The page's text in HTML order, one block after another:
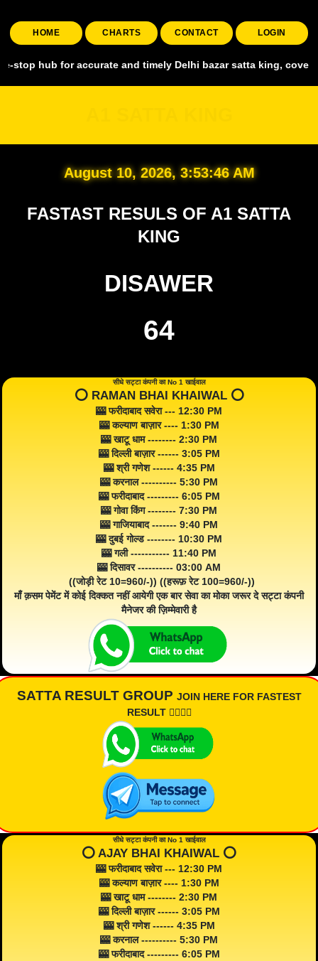
HOME CHARTS CONTACT LOGIN
for accurate and timely Delhi bazar satta king, covering all
August 10, 2026, 3:53:47 AM
FASTAST RESULS OF A1 SATTA
KING
DISAWER
64
सीधे सट्टा कंपनी का No 1 खाईवाल
⭕️ RAMAN BHAI KHAIWAL ⭕️
🎰 फरीदाबाद सवेरा --- 12:30 PM
🎰 कल्याण बाज़ार ---- 1:30 PM
🎰 खाटू धाम -------- 2:30 PM
🎰 दिल्ली बाज़ार ------ 3:05 PM
🎰 श्री गणेश ------ 4:35 PM
🎰 करनाल ---------- 5:30 PM
🎰 फरीदाबाद --------- 6:05 PM
🎰 गोवा किंग -------- 7:30 PM
🎰 गाजियाबाद ------- 9:40 PM
🎰 दुबई गोल्ड -------- 10:30 PM
🎰 गली ----------- 11:40 PM
🎰 दिसावर ---------- 03:00 AM
((जोड़ी रेट 10=960/-)) ((हरूफ़ रेट 100=960/-))
माँ क़सम पेमेंट में कोई दिक्कत नहीं आयेगी एक बार सेवा का मोका जरूर दे सट्टा कंपनी
मैनेजर की ज़िम्मेवारी है
SATTA RESULT GROUP JOIN HERE FOR FASTEST
RESULT 👇🏾👇🏾
सीधे सट्टा कंपनी का No 1 खाईवाल
⭕️ AJAY BHAI KHAIWAL ⭕️
🎰 फरीदाबाद सवेरा --- 12:30 PM
🎰 कल्याण बाज़ार ---- 1:30 PM
🎰 खाटू धाम -------- 2:30 PM
🎰 दिल्ली बाज़ार ------ 3:05 PM
🎰 श्री गणेश ------ 4:35 PM
🎰 करनाल ---------- 5:30 PM
🎰 फरीदाबाद --------- 6:05 PM